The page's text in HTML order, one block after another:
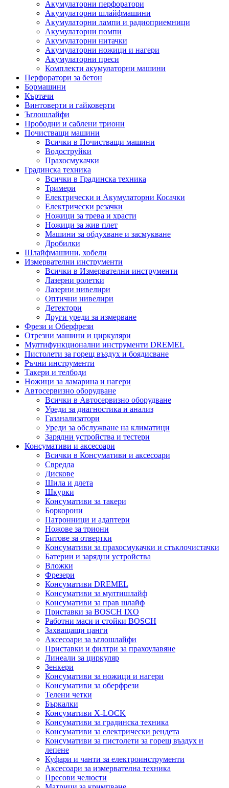
Акумулаторни перфоратори
Акумулаторни шлайфмашини
Акумулаторни лампи и радиоприемници
Акумулаторни помпи
Акумулаторни нитачки
Акумулаторни ножици и нагери
Акумулаторни преси
Комплекти акумулаторни машини
Перфоратори за бетон
Бормашини
Къртачи
Винтоверти и гайковерти
Ъглошлайфи
Прободни и саблени триони
Почистващи машини
Всички в Почистващи машини
Водоструйки
Прахосмукачки
Градинска техника
Всички в Градинска техника
Тримери
Електрически и Акумулаторни Косачки
Електрически резачки
Ножици за трева и храсти
Ножици за жив плет
Машини за обдухване и засмукване
Дробилки
Шлайфмашини, хобели
Измервателни инструменти
Всички в Измервателни инструменти
Лазерни ролетки
Лазерни нивелири
Оптични нивелири
Детектори
Други уреди за измерване
Фрези и Оберфрези
Отрезни машини и циркуляри
Мултифункционални инструменти DREMEL
Пистолети за горещ въздух и боядисване
Ръчни инструменти
Такери и телбоди
Ножици за ламарина и нагери
Автосервизно оборудване
Всички в Автосервизно оборудване
Уреди за диагностика и анализ
Газанализатори
Уреди за обслужване на климатици
Зарядни устройства и тестери
Консумативи и аксесоари
Всички в Консумативи и аксесоари
Свредла
Дискове
Шила и длета
Шкурки
Консумативи за такери
Боркорони
Патронници и адаптери
Ножове за триони
Битове за отвертки
Консумативи за прахосмукачки и стъклочистачки
Батерии и зарядни устройства
Вложки
Фрезери
Консумативи DREMEL
Консумативи за мултишлайф
Консумативи за прав шлайф
Приставки за BOSCH IXO
Работни маси и стойки BOSCH
Захващащи цанги
Аксесоари за ъглошлайфи
Приставки и филтри за прахоулавяне
Линеали за циркуляр
Зенкери
Консумативи за ножици и нагери
Консумативи за оберфрези
Телени четки
Бъркалки
Консумативи X-LOCK
Консумативи за градинска техника
Консумативи за електрически рендета
Консумативи за пистолети за горещ въздух и
лепене
Куфари и чанти за електроинструменти
Аксесоари за измервателна техника
Пресови челюсти